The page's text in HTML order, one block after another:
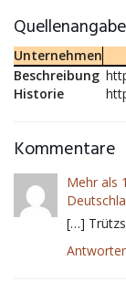
Unternehmen
Beschreibung
Historie
Kommentare
Mehr als
[…]